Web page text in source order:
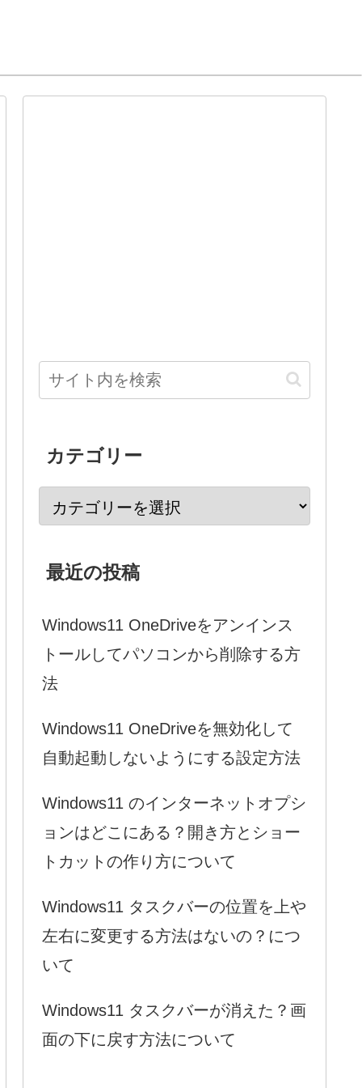
カテゴリー
最近の投稿
Windows11 OneDriveをアンインス
トールしてパソコンから削除する方
法
Windows11 OneDriveを無効化して
自動起動しないようにする設定方法
Windows11 のインターネットオプシ
ョンはどこにある？開き方とショー
トカットの作り方について
Windows11 タスクバーの位置を上や
左右に変更する方法はないの？につ
いて
Windows11 タスクバーが消えた？画
面の下に戻す方法について